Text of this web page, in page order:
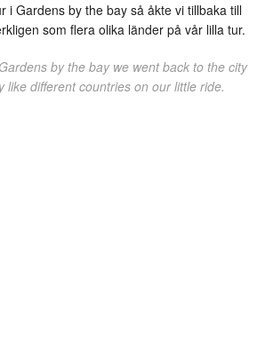
i Gardens by the bay så åkte vi tillbaka till
som flera olika länder på vår lilla tur.
by the bay we went back to the city
like different countries on our little ride.